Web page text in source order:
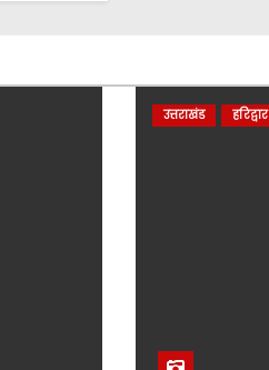
उत्तराखंड हरिद्वार